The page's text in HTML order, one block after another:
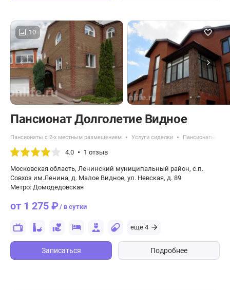
10
Пансионат Долголетие Видное
Пансионаты с 2-х местным размещением Услуги сиделки Пансионаты с
4.0 1 отзыв
Московская область, Ленинский муниципальный район, с.п.
Совхоз им.Ленина, д. Малое Видное, ул. Невская, д. 89
Метро: Домодедовская
от 1 275 ₽/ в сутки
еще 4
Записаться Подробнее